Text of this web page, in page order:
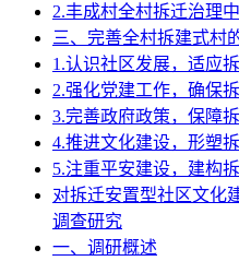
2.丰成村全村拆迁治理
三、完善全村拆建式村
1.认识社区发展，适应
2.强化党建工作，确保
3.完善政府政策，保障
4.推进文化建设，形塑
5.注重平安建设，建构
对拆迁安置型社区文
调查研究
一、调研概述